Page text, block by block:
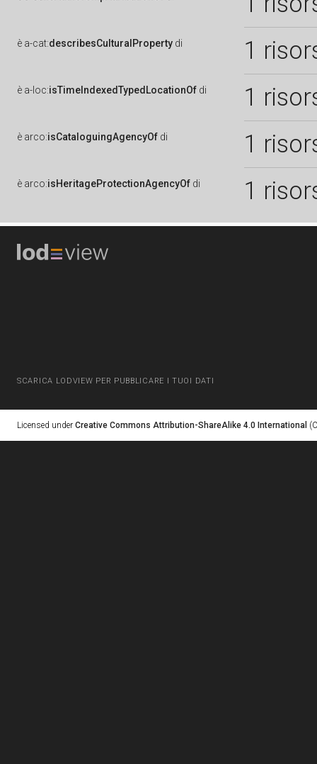
è a-cat:describesCulturalProperty di 1
è a-loc:isTimeIndexedTypedLocationOf di 1
è arco:isCataloguingAgencyOf di 1
è arco:isHeritageProtectionAgencyOf di 1
SCARICA LODVIEW PER PUBBLICARE I TUOI DATI
Licensed under Creative Commons Attribution-ShareAlike 4.0 International